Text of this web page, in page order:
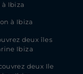
Ibiza
à Ibiza
deux îles
Ibiza
deux Ile